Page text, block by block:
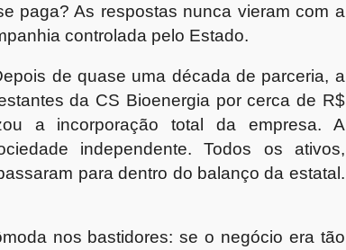
paga? As respostas nunca vieram com a
controlada pelo Estado.
de quase uma década de parceria, a
da CS Bioenergia por cerca de R$
a incorporação total da empresa. A
independente. Todos os ativos,
para dentro do balanço da estatal.
nos bastidores: se o negócio era tão